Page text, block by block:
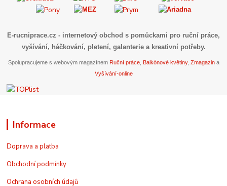
E-rucniprace.cz - internetový obchod s pomůckami pro ruční práce,
vyšívání, háčkování, pletení, galanterie a kreativní potřeby.
Spolupracujeme s webovým magazínem Ruční práce, Balkónové květiny, Zmagazina
Vyšívání-online
Informace
Doprava a platba
Obchodní podmínky
Ochrana osobních údajů